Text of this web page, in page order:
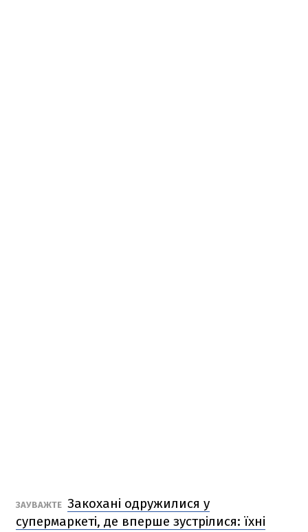
ЗАУВАЖТЕ Закохані одружилися у
супермаркеті, де вперше зустрілися: їхні